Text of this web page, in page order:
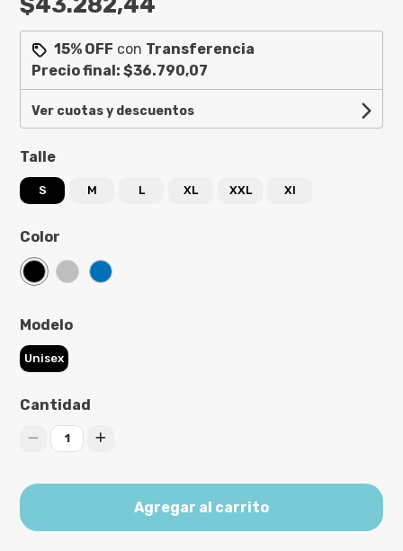
15% OFF con Transferencia
Precio final:$36.790,07
Ver cuotas y descuentos
Talle
S M L XL XXL Xl
Color
Modelo
Unisex
Cantidad
1
Agregar al carrito